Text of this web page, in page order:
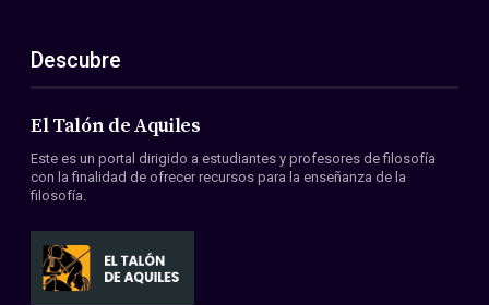
ES
EN
Acerca de nosotros
Miembros
Convenios
Descubre
El Talón de Aquiles
Este es un portal dirigido a estudiantes y profesores de filosofía
con la finalidad de ofrecer recursos para la enseñanza de la
filosofía.